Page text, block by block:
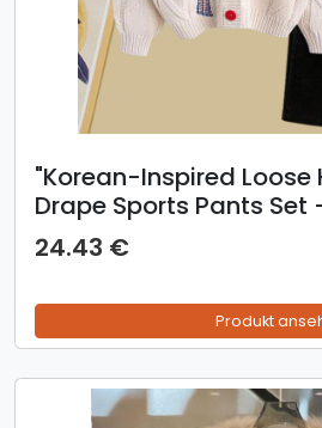
"Korean-Inspired Loose
Drape Sports Pants
Top & Comfortable
For Women
24.43 €
Produkt